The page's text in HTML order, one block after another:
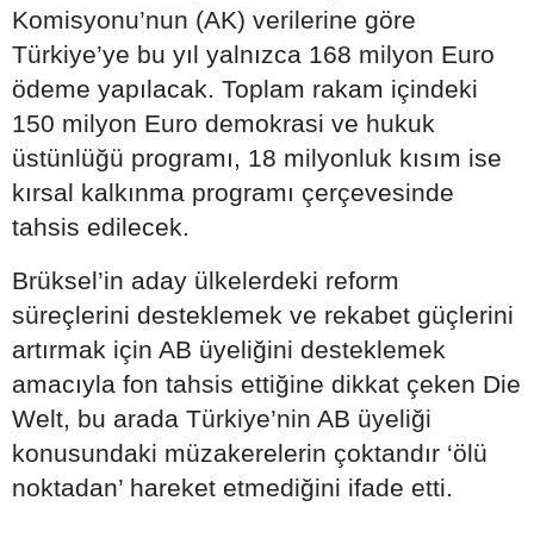
Komisyonu’nun (AK) verilerine göre
Türkiye’ye bu yıl yalnızca 168 milyon Euro
ödeme yapılacak. Toplam rakam içindeki
150 milyon Euro demokrasi ve hukuk
üstünlüğü programı, 18 milyonluk kısım ise
kırsal kalkınma programı çerçevesinde
tahsis edilecek.
Brüksel’in aday ülkelerdeki reform
süreçlerini desteklemek ve rekabet güçlerini
artırmak için AB üyeliğini desteklemek
amacıyla fon tahsis ettiğine dikkat çeken Die
Welt, bu arada Türkiye’nin AB üyeliği
konusundaki müzakerelerin çoktandır ‘ölü
noktadan’ hareket etmediğini ifade etti.